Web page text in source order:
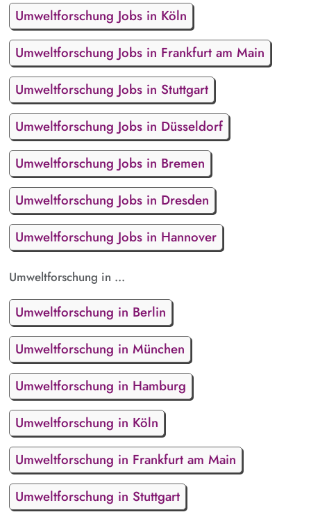
Umweltforschung Jobs in Köln
Umweltforschung Jobs in Frankfurt am Main
Umweltforschung Jobs in Stuttgart
Umweltforschung Jobs in Düsseldorf
Umweltforschung Jobs in Bremen
Umweltforschung Jobs in Dresden
Umweltforschung Jobs in Hannover
Umweltforschung in ...
Umweltforschung in Berlin
Umweltforschung in München
Umweltforschung in Hamburg
Umweltforschung in Köln
Umweltforschung in Frankfurt am Main
Umweltforschung in Stuttgart